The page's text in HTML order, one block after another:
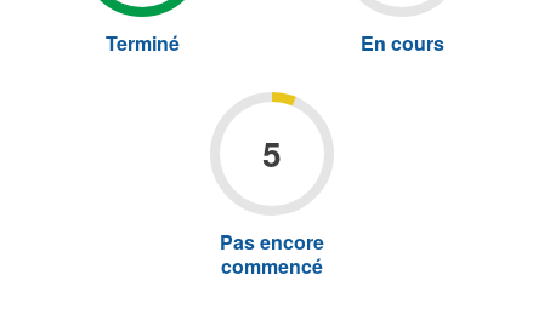
TerminéXApply
En coursXApply
5
Pas encore
commencé